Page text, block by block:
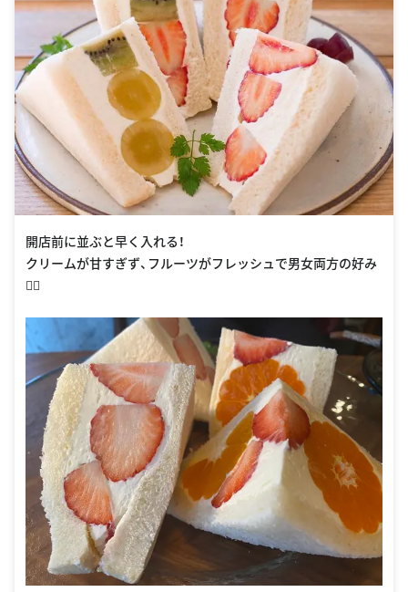
開店前に並ぶと早く入れる！
クリームが甘すぎず、フルーツがフレッシュで男女両方の好み
🙆‍♀️